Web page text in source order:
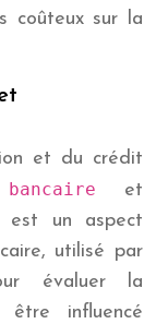
coûteux sur la
et du crédit
et
est un aspect
utilisé par
évaluer la
être influencé